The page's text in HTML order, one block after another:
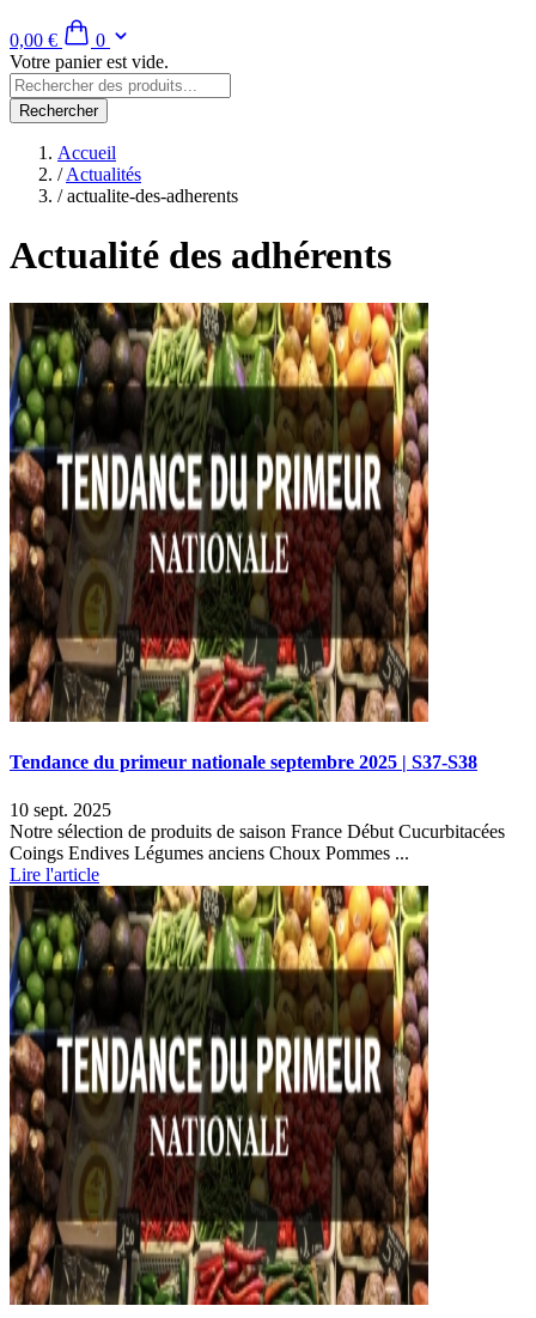
0,00 €
0
Votre panier est vide.
Rechercher
Accueil
/ Actualités
/actualite-des-adherents
Actualité des adhérents
Tendance du primeur nationale septembre 2025 | S37-S38
10 sept. 2025
Notre sélection de produits de saison France Début Cucurbitacées
Coings Endives Légumes anciens Choux Pommes ...
Lire l'article